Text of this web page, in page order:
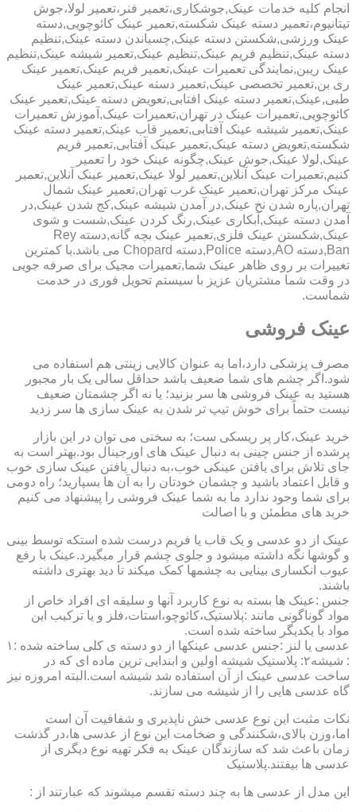
انجام کلیه خدمات عینک,جوشکاری،تعمیر فنر،تعمیر لولا،جوش
تیتانیوم،تعمیر دسته عینک شکسته,تعمیر عینک کائوچویی,دسته
عینک ورزشی,شکستن دسته عینک,چسباندن دسته عینک,تنظیم
دسته عینک,تنظیم فریم عینک,تنظیم عینک,تعمیر شیشه عینک,تنظیم
عینک ریبن,نمایندگی تعمیرات عینک,تعمیر فریم عینک,تعمیر عینک
ری بن,تعمیر تخصصی عینک,تعمیر دسته عینک,تعمیر عینک
طبی,عینک,تعمیر دسته عینک افتابی,تعویض دسته عینک,تعمیر عینک
کائوچویی,تعمیرات عینک در تهران,تعمیرات عینک,آموزش تعمیرات
عینک,تعمیر شیشه عینک آفتابی,تعمیر قاب عینک,تعمیر دسته عینک
شکسته,تعویض دسته عینک,تعمیر عینک آفتابی,تعمیر فریم
عینک,لولا عینک,جوش عینک,چگونه عینک خود را تعمیر
کنیم,تعمیرات عینک آنلاین,تعمیر لولا عینک,تعمیر عینک آنلاین,تعمیر
عینک مرکز تهران,تعمیر عینک غرب تهران,تعمیر عینک شمال
تهران,پاره شدن نخ عینک,در آمدن شیشه عینک,کج شدن عینک,در
آمدن دسته عینک,آبکاری عینک,رنگ کردن عینک,شست و شوی
عینک,شکستن عینک فلزی,تعمیر عینک بچه گانه,دسته Rey
Ban,دسته AO,دسته Police,دسته Chopard می باشد.با کمترین
تغییرات بر روی ظاهر عینک شما,تعمیرات مجیک برای صرفه جویی
در وقت شما مشتریان عزیز با سیستم تحویل فوری در خدمت
شماست.
عینک فروشی
مصرف پزشکی دارد،اما به عنوان کالایی زینتی هم استفاده می
شود.اگر چشم های شما ضعیف باشد حداقل سالی یک بار مجبور
هستید به عینک فروشی ها سر بزنید؛ یا نه اگر چشمتان ضعیف
نیست حتماً برای خوش تیپ تر شدن به عینک سازی ها سر زدید
خرید عینک،کار پر ریسکی ست؛ به سختی می توان در این بازار
پرشده از جنس چینی به دنبال عینک های اورجینال بود.بهتر است به
جای تلاش برای یافتن عینکی خوب،به دنبال یافتن عینک سازی خوب
و قابل اعتماد باشید و چشمان خودتان را به آن ها بسپارید؛ راه دومی
برای شما وجود ندارد ما به شما عینک فروشی را پیشنهاد می کنیم
خرید های مطمئن و با اصالت
عینک از دو عدسی و یک قاب یا فریم درست شده استکه توسط بینی
و گوشها نگه داشته میشود و جلوی چشم قرار میگیرد.عینک با رفع
عیوب انکساری بینایی به چشمها کمک میکند تا دید بهتری داشته
باشند.
جنس :عینک ها بسته به نوع کاربرد آنها و سلیقه ای افراد خاص از
مواد گوناگونی مانند :پلاستیک،کائوچو،استات،فلز و یا ترکیب این
مواد با یکدیگر ساخته شده است.
عدسی یا لنز :جنس عدسی عینکها از دو دسته ی کلی ساخته شده :۱
: شیشه۲: پلاستیک شیشه اولین و ابندایی ترین ماده ای که در
ساخت عدسی عینک از آن استفاده شد شیشه است.البته امروزه نیز
گاه عدسی هایی را از شیشه می سازند.
نکات مثبت این نوع عدسی خش ناپذیری و شفافیت آن است
اما،وزن بالای،شکنندگی و ضخامت این نوع از عدسی ها،در گذشت
زمان باعث شد که سازندگان عینک به فکر تهیه نوع دیگری از
عدسی ها بیفتند.پلاستیک
این مدل از عدسی ها به چند دسته تقسم میشوند که عبارتند از :